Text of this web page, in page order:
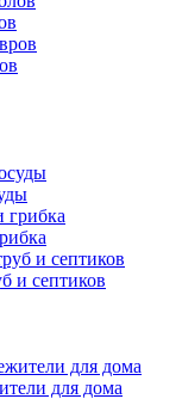
и септиков
для дома